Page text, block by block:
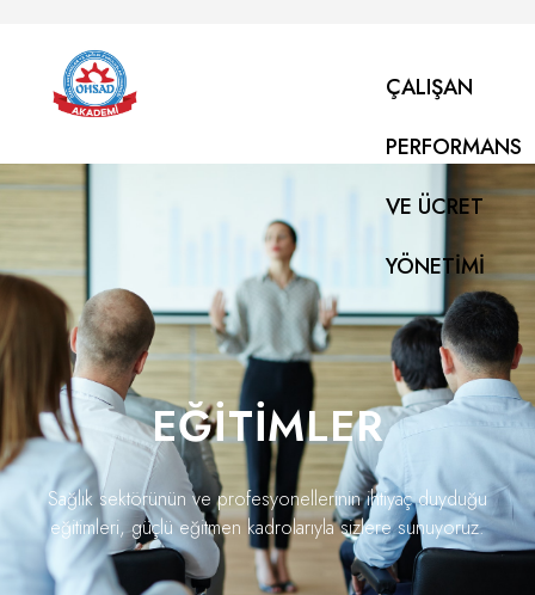
ÇALIŞAN
PERFORMANS
VE ÜCRET
YÖNETIMI
EĞITIMLER
Sağlık sektörünün ve profesyonellerinin ihtiyaç duyduğu
eğitimleri, güçlü eğitmen kadrolarıyla sizlere sunuyoruz.